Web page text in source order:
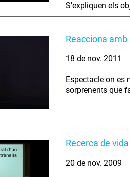
S'expliquen els
Reacciona amb
18 de nov. 2011
Espectacle on es
sorprenents que
Recerca de
20 de nov. 2009